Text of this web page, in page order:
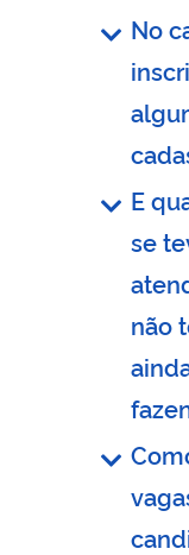
No
E
se
não